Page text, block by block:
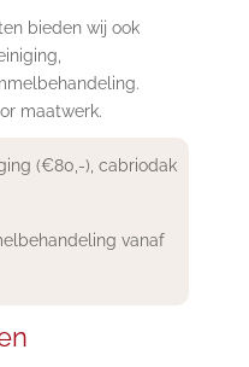
bieden wij ook
maatwerk.
(€80,-), cabriodak
vanaf